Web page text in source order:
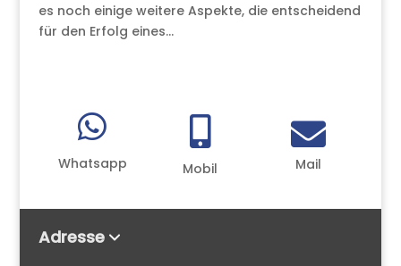
es noch einige weitere Aspekte, die entscheidend
für den Erfolg eines...

Whatsapp

Mobil

Mail
Adresse